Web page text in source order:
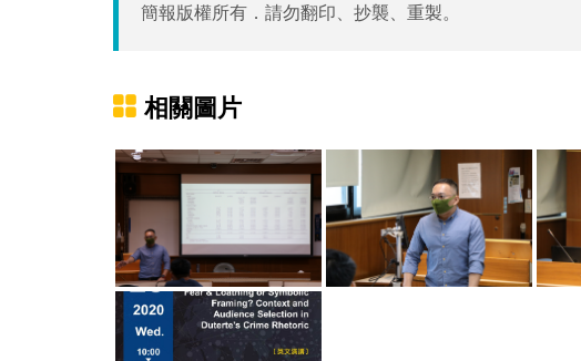
簡報版權所有．請勿翻印、抄襲、重製。
相關圖片